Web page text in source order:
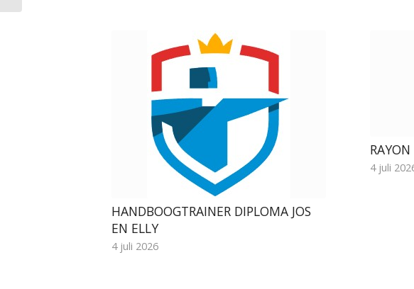
HANDBOOGTRAINER DIPLOMA JOS
EN ELLY
4 juli 2026
4 juli